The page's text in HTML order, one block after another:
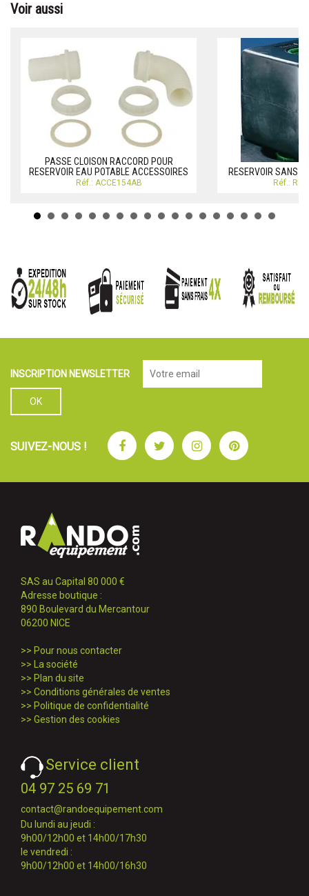
Voir aussi
PASSE CLOISON RACCORD POUR
RESERVOIR EAU POTABLE ACCESSOIRES
Réf.: ACCE154AB
RESERVOIR SANS
Réf.:
INSCRIPTION NEWSLETTER
SUIVEZ-NOUS ! FacebookTwitterInstagramPinterest
SAS au Capital 80 000 €
Adresse boutique :
890 Boulevard du Mercantour
06200 NICE
>> Pour nous contacter
>>
La société
>> Plan du site
>> Conditions générales de ventes
>> Politique de confidentialité
>> Gestion des cookies
Service client
04 97 25 69 71
contact@randoequipement.com
Du lundi au jeudi :
9h00/12h00 et 14h00/17h30
le vendredi :
9h00/12h00 et 14h00/16h30